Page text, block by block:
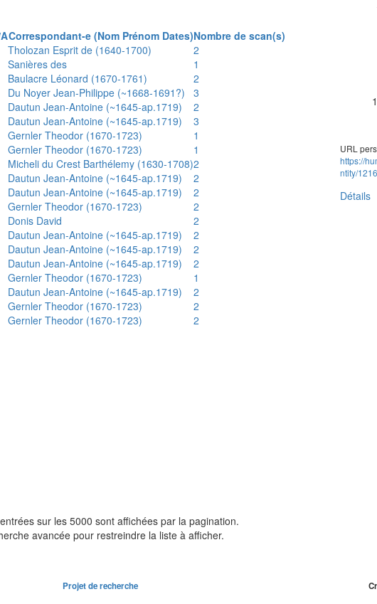
Correspondant-e (Nom Prénom Dates)Nombre de scan(s)
Tholozan Esprit de (1640-1700)
2
Sanières des
1
Baulacre Léonard (1670-1761)
2
Du Noyer Jean-Philippe (~1668-1691?)
3
Dautun Jean-Antoine (~1645-ap.1719)
2
Dautun Jean-Antoine (~1645-ap.1719)
3
Gernler Theodor (1670-1723)
1
Gernler Theodor (1670-1723)
1
Micheli du Crest Barthélemy (1630-1708)2
Dautun Jean-Antoine (~1645-ap.1719)
2
Dautun Jean-Antoine (~1645-ap.1719)
2
Gernler Theodor (1670-1723)
2
Donis David
2
Dautun Jean-Antoine (~1645-ap.1719)
2
Dautun Jean-Antoine (~1645-ap.1719)
2
Dautun Jean-Antoine (~1645-ap.1719)
2
Gernler Theodor (1670-1723)
1
Dautun Jean-Antoine (~1645-ap.1719)
2
Gernler Theodor (1670-1723)
2
Gernler Theodor (1670-1723)
2
sur les 5000 sont affichées par la pagination.
avancée pour restreindre la liste à afficher.
URL
https://
ntity/
Détails
Projet de recherche